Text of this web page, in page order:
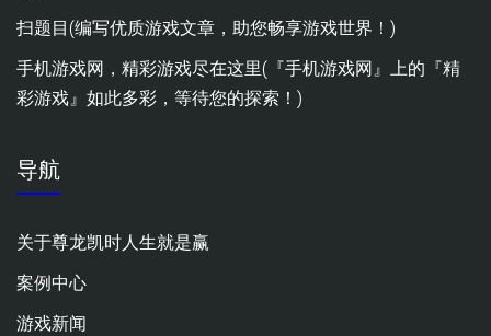
扫题目(编写优质游戏文章，助您畅享游戏世界！)
手机游戏网，精彩游戏尽在这里(『手机游戏网』上的『精
彩游戏』如此多彩，等待您的探索！)
导航
关于尊龙凯时人生就是赢
案例中心
游戏新闻